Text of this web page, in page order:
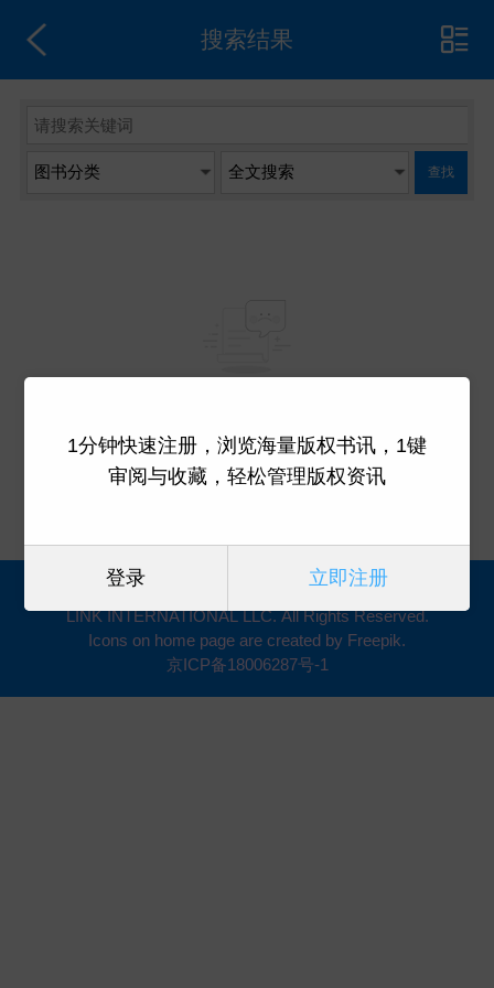
搜索结果
查找
Copyright (2005-2023) 凯琳国际文化版权代理 CA-
LINK INTERNATIONAL LLC. All Rights Reserved.
Icons on home page are created by Freepik.
京ICP备18006287号-1
1分钟快速注册，浏览海量版权书讯，1键
审阅与收藏，轻松管理版权资讯
登录 立即注册